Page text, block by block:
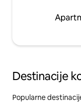
Destinacije
Popularne